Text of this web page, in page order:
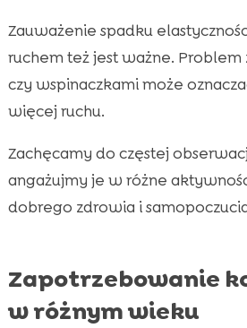
Zauważenie spadku
ruchem też jest ważne.
czy wspinaczkami może
więcej ruchu.
Zachęcamy do częstej
angażujmy je w różne
dobrego zdrowia i
Zapotrzebowanie
w różnym wieku